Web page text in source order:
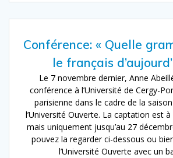
Conférence: « Quelle
le français
Le 7 novembre dernier, Anne
conférence à l’Université de Cergy-
parisienne dans le cadre de la
l’Université Ouverte. La captation est
mais uniquement jusqu’au 27
pouvez la regarder ci-dessous ou
l’Université Ouverte avec un